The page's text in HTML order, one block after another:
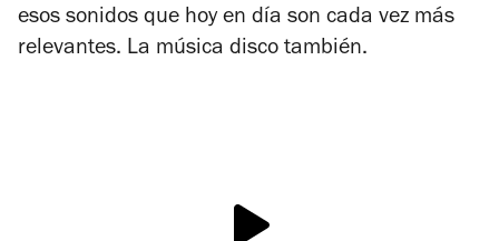
esos sonidos que hoy en día son cada vez más
relevantes. La música disco también.